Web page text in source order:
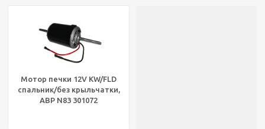
Мотор печки 12V KW/FLD
спальник/без крыльчатки,
ABP N83 301072